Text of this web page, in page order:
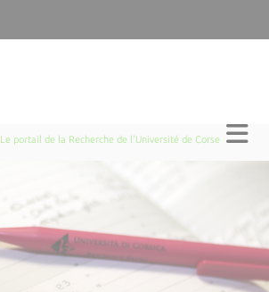
Le portail de la Recherche de l'Université de Corse